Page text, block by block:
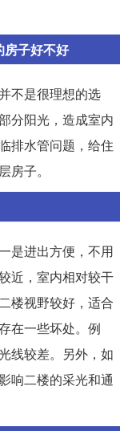
房子好不好
不是很理想的选
分阳光，造成室内
排水管问题，给住
房子。
是进出方便，不用
近，室内相对较干
楼视野较好，适合
在一些坏处。例
线较差。另外，如
响二楼的采光和通